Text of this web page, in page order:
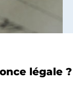
légale ?